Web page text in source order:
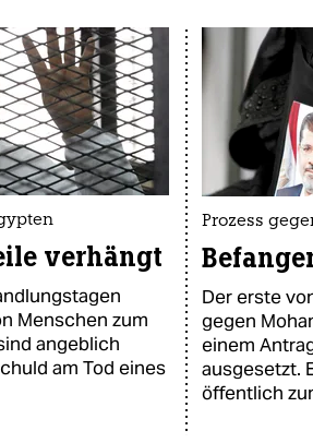
verhängt
Menschen zum
angeblich
am Tod eines
Prozess
Der erste
gegen
einem
ausgesetzt.
öffentlich